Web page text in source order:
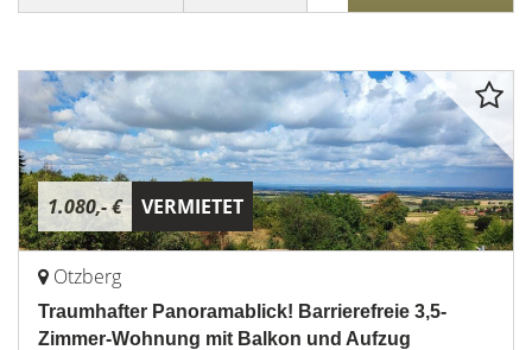
1.080,- € VERMIETET
Otzberg
Traumhafter Panoramablick! Barrierefreie 3,5-
Zimmer-Wohnung mit Balkon und Aufzug